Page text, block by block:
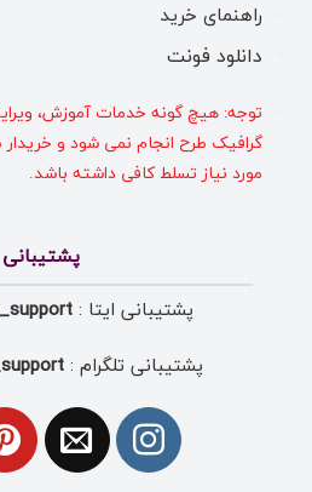
راهنمای خرید
دانلود فونت
توجه: هیچ گونه خدمات آموزش،
گرافیک طرح انجام نمی شود و خریدار
مورد نیاز تسلط کافی داشته باشد.
پشتیبانی
پشتیبانی ایتا :
پشتیبانی تلگرام :